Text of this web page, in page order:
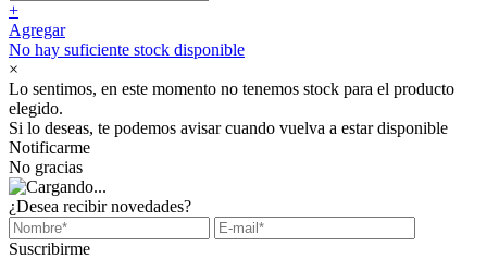
+
Agregar
No hay suficiente stock disponible
×
Lo sentimos, en este momento no tenemos stock para el producto
elegido.
Si lo deseas, te podemos avisar cuando vuelva a estar disponible
Notificarme
No gracias
¿Desea recibir novedades?
Suscribirme